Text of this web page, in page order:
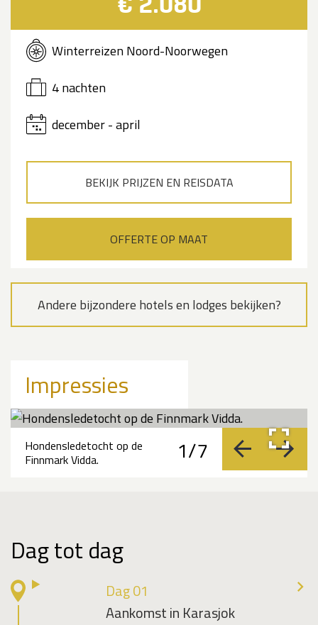
Winterreizen Noord-Noorwegen
4 nachten
december - april
BEKIJK PRIJZEN EN REISDATA
OFFERTE OP MAAT
Andere bijzondere hotels en lodges bekijken?
Impressies
1/7 vorige
Hondensledetocht op de
Finnmark Vidda.
Dag tot dag
Dag 01
Aankomst in Karasjok